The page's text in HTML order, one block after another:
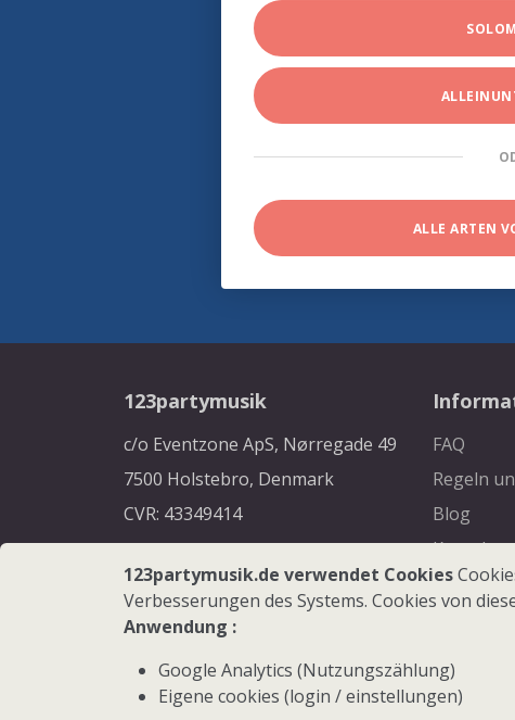
ALLE ARTEN
123partymusik
c/o Eventzone ApS, Nørregade 49
7500 Holstebro, Denmark
CVR: 43349414
FAQ
Regeln
Blog
Kontakt
123partymusik.de verwendet Cookies
Verbesserungen des Systems. Cookies von
Anwendung :
Google Analytics (Nutzungszählung)
Eigene cookies (login / einstellungen)